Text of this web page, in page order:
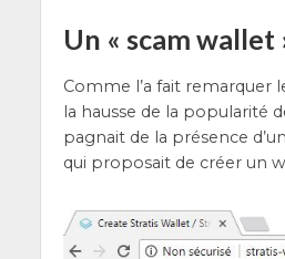
Un « scam wallet
Comme l’a fait remar­quer
la hausse de la popu­la­ri­té
pa­gnait de la pré­sence d’un
qui pro­po­sait de créer un